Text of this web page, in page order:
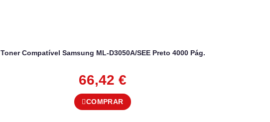
Toner Compatível Samsung ML-D3050A/SEE Preto 4000 Pág.
66,42 €
COMPRAR